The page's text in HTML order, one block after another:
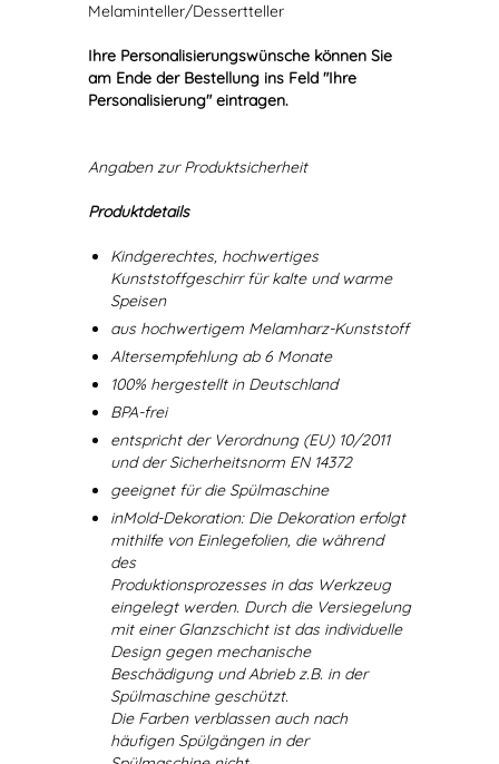
Melaminteller/Dessertteller
Ihre Personalisierungswünsche können Sie
am Ende der Bestellung ins Feld "Ihre
Personalisierung" eintragen.
Angaben zur Produktsicherheit
Produktdetails
Kindgerechtes, hochwertiges
Kunststoffgeschirr für kalte und warme
Speisen
aus hochwertigem Melamharz-Kunststoff
Altersempfehlung ab 6 Monate
100% hergestellt in Deutschland
BPA-frei
entspricht der Verordnung (EU) 10/2011
und der Sicherheitsnorm EN 14372
geeignet für die Spülmaschine
inMold-Dekoration: Die Dekoration erfolgt
mithilfe von Einlegefolien, die während
des
Produktionsprozesses in das Werkzeug
eingelegt werden. Durch die Versiegelung
mit einer Glanzschicht ist das individuelle
Design gegen mechanische
Beschädigung und Abrieb z.B. in der
Spülmaschine geschützt.
Die Farben verblassen auch nach
häufigen Spülgängen in der